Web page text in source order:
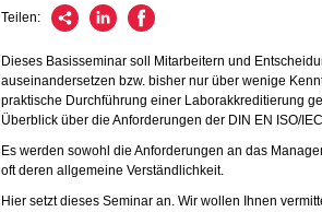
Teilen:
Dieses Basisseminar soll Mitarbeitern und
auseinandersetzen bzw. bisher nur über wenige
praktische Durchführung einer Laborakkreditierung
Überblick über die Anforderungen der DIN EN ISO/
Es werden sowohl die Anforderungen an das
oft deren allgemeine Verständlichkeit.
Hier setzt dieses Seminar an. Wir wollen Ihnen